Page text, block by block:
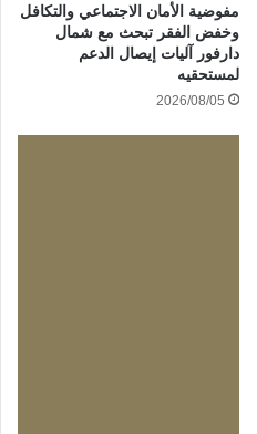
مفوضية الأمان الاجتماعي والتكافل
وخفض الفقر تبحث مع شمال
دارفور آليات إيصال الدعم
لمستحقيه
2026/08/05